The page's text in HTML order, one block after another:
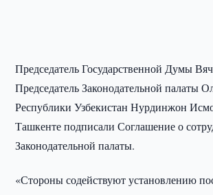
Председатель Государственной Думы
Председатель Законодательной палаты
Республики Узбекистан Нурдинжон
Ташкенте подписали Соглашение о
Законодательной палаты.
«Стороны содействуют установлению